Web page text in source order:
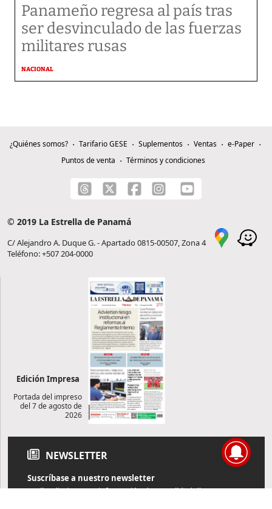
Panameño regresa al país tras
ser desvinculado de las fuerzas
militares rusas
NACIONAL
¿Quiénes somos? Tarifario GESE Suplementos Ventas
e-Paper
Puntos de venta
Términos y condiciones
© 2019 La Estrella de Panamá
C/ Alejandro A. Duque G. - Apartado 0815-00507, Zona 4
Teléfono: +507 204-0000
Edición Impresa
Portada del impreso
del 7 de agosto de
2026
NEWSLETTER
Suscríbase a nuestro newsletter
Reciba diariamente información de actualidad directamente en